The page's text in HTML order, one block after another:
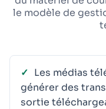
le modèle de
Les médias
générer des
sortie